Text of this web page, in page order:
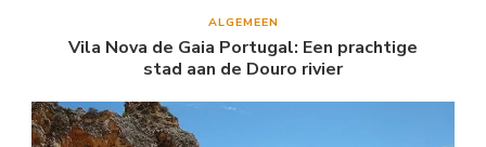
ALGEMEEN
Vila Nova de Gaia Portugal: Een prachtige
stad aan de Douro rivier